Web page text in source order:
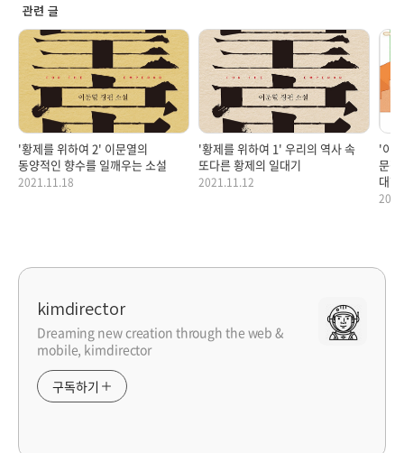
관련 글
'황제를 위하여 2' 이문열의
동양적인 향수를 일깨우는 소설
2021.11.18
'황제를 위하여 1' 우리의 역사 속
또다른 황제의 일대기
2021.11.12
'이
문장
대한
kimdirector
Dreaming new creation through the web &
mobile, kimdirector
구독하기